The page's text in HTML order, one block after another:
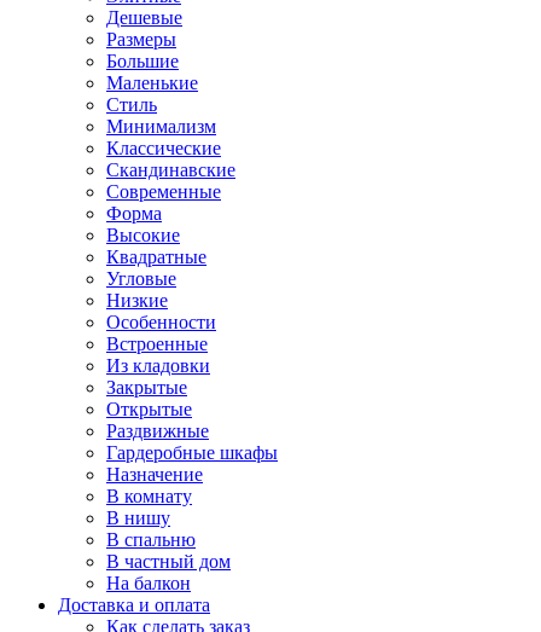
Дешевые
Размеры
Большие
Маленькие
Стиль
Минимализм
Классические
Скандинавские
Современные
Форма
Высокие
Квадратные
Угловые
Низкие
Особенности
Встроенные
Из кладовки
Закрытые
Открытые
Раздвижные
Гардеробные шкафы
Назначение
В комнату
В нишу
В спальню
В частный дом
На балкон
Доставка и оплата
Как сделать заказ